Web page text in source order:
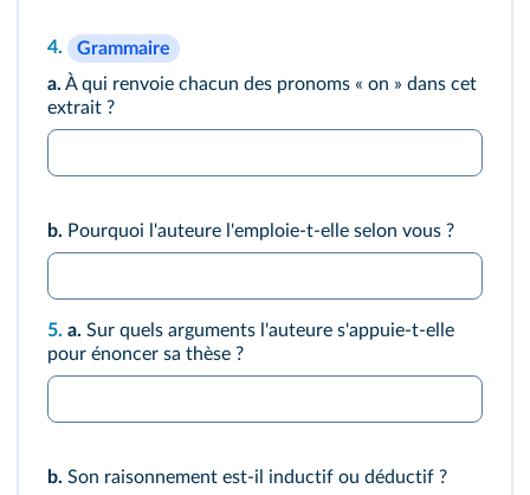
4.
Grammaire
a. À qui renvoie chacun des pronoms « on » dans cet
extrait ?
b. Pourquoi l'auteure l'emploie-t-elle selon vous ?
5. a. Sur quels arguments l'auteure s'appuie-t-elle
pour énoncer sa thèse ?
b. Son raisonnement est-il inductif ou déductif ?